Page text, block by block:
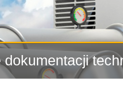
dokumentacji